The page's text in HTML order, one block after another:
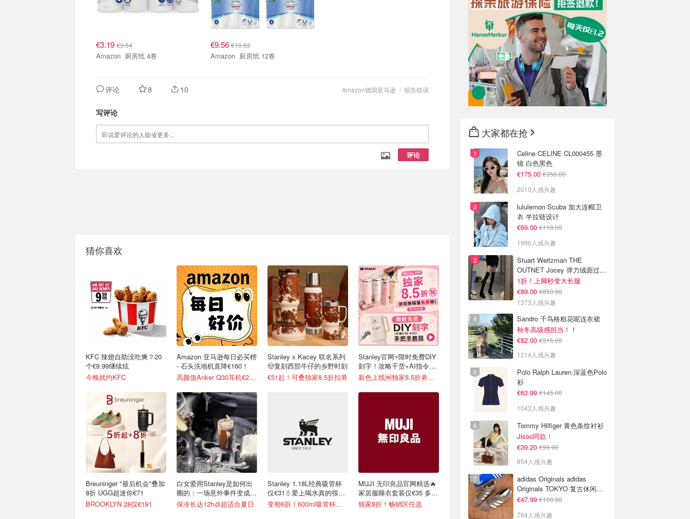
€3.19 €3.54
Amazon 厨房纸 4卷
€9.56€10.62
Amazon 厨房纸 12卷
报告错误
Amazon德国亚马逊
评论 8 10
写评论
评论
猜你喜欢
KFC 辣翅自助没吃爽？20
个€9.99继续炫
今晚就约KFC
Breuninger "最后机会"叠加
8折 UGG超迷你€71
BROOKLYN 28仅€191
Amazon 亚马逊每日必买榜
- 石头洗地机直降€160！
高颜值Anker Q30耳机€2.87
白女爱用Stanley是如何出
圈的：一场意外事件变成顶
级营销案例
保冷长达12h🧊超适合夏日
Stanley x Kacey 联名系列
🤠复刻西部牛仔的乡野时刻
€51起！可叠独家8.5折扣券
Stanley 1.18L经典吸管杯
仅€31💧爱上喝水真的很简
单
变相6折！600ml吸管杯仅€20
Stanley官网⚡️限时免费DIY
刻字！攻略干货+AI指令直
接戳
新色上线🆓独家8.5折劵速领
MUJI 无印良品官网精选🔥
家居服睡衣套装仅€35 多色
可选
独家8折！畅销区任选
大家都在抢
Celine CELINE CL000455 墨
镜 白色黑色
€175.00 €350.00
2010人感兴趣
lululemon Scuba 加大连帽卫
衣 半拉链设计
€69.00 €118.00
1996人感兴趣
Stuart Weitzman THE
OUTNET Jocey 弹力绒面过膝
靴
1折！上脚秒变大长腿
€89.00 €850.00
1373人感兴趣
Sandro 千鸟格粗花呢连衣裙
秋冬高级感担当！！
€82.00 €315.00
1214人感兴趣
Polo Ralph Lauren 深蓝色Polo
衫
€63.99 €145.00
1043人感兴趣
Tommy Hilfiger 黄色条纹衬衫
Jisoo同款！
€39.20 €99.90
854人感兴趣
adidas Originals adidas
Originals TOKYO 复古休闲鞋
深棕色
€47.99 €100.00
764人感兴趣